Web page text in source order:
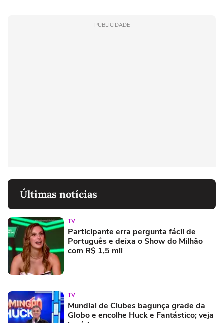
PUBLICIDADE
Últimas notícias
TV
Participante erra pergunta fácil de
Português e deixa o Show do Milhão
com R$ 1,5 mil
TV
Mundial de Clubes bagunça grade da
Globo e encolhe Huck e Fantástico; veja